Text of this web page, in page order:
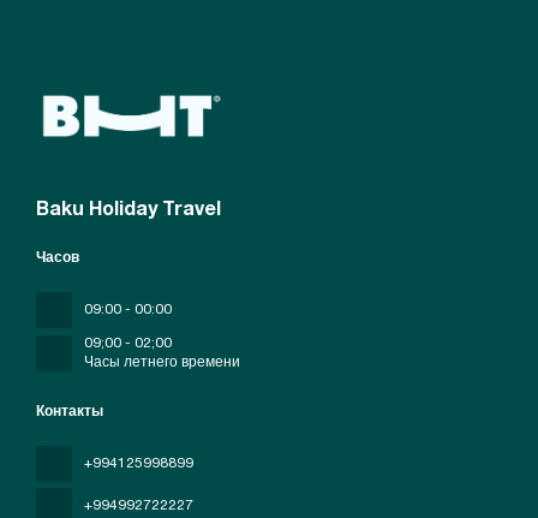
Baku Holiday Travel
Контакты
+994125998899
+994992722227
Часов
09:00 - 00:00
09;00 - 02;00
Часы летнего времени